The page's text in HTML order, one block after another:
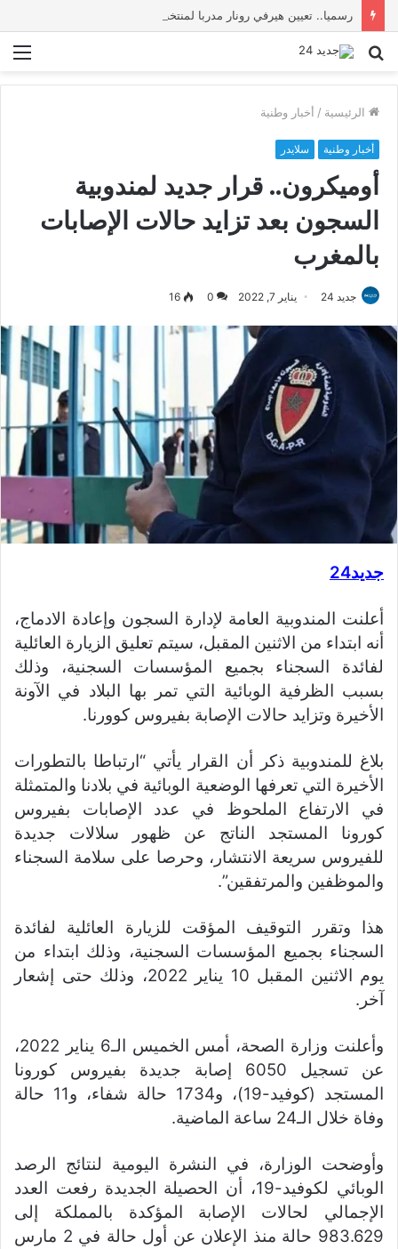
رسميا.. تعيين هيرفي رونار مدربا لمنتخب كوت ديفوار
بحث
الرئيسية / أخبار وطنية
أخبار وطنية سلايدر
أوميكرون.. قرار جديد لمندوبية
السجون بعد تزايد حالات الإصابات
بالمغرب
جديد 24 يناير 7, 2022 0
16
جديد24
أعلنت المندوبية العامة لإدارة السجون وإعادة الادماج،
أنه ابتداء من الاثنين المقبل، سيتم تعليق الزيارة العائلية
لفائدة السجناء بجميع المؤسسات السجنية، وذلك
بسبب الظرفية الوبائية التي تمر بها البلاد في الآونة
الأخيرة وتزايد حالات الإصابة بفيروس كوورنا.
بلاغ للمندوبية ذكر أن القرار يأتي “ارتباطا بالتطورات
الأخيرة التي تعرفها الوضعية الوبائية في بلادنا والمتمثلة
في الارتفاع الملحوظ في عدد الإصابات بفيروس
كورونا المستجد الناتج عن ظهور سلالات جديدة
للفيروس سريعة الانتشار، وحرصا على سلامة السجناء
والموظفين والمرتفقين”.
هذا وتقرر التوقيف المؤقت للزيارة العائلية لفائدة
السجناء بجميع المؤسسات السجنية، وذلك ابتداء من
يوم الاثنين المقبل 10 يناير 2022، وذلك حتى إشعار
آخر.
وأعلنت وزارة الصحة، أمس الخميس الـ6 يناير 2022،
عن تسجيل 6050 إصابة جديدة بفيروس كورونا
المستجد (كوفيد-19)، و1734 حالة شفاء، و11 حالة
وفاة خلال الـ24 ساعة الماضية.
وأوضحت الوزارة، في النشرة اليومية لنتائج الرصد
الوبائي لكوفيد-19، أن الحصيلة الجديدة رفعت العدد
الإجمالي لحالات الإصابة المؤكدة بالمملكة إلى
983.629 حالة منذ الإعلان عن أول حالة في 2 مارس